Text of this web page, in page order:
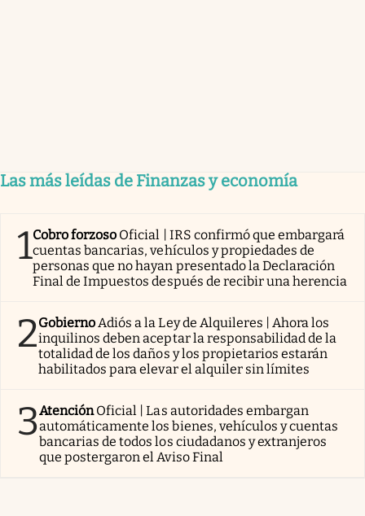
Las más leídas de Finanzas y economía
1Cobro forzoso Oficial | IRS confirmó que embargará
cuentas bancarias, vehículos y propiedades de
personas que no hayan presentado la Declaración
Final de Impuestos después de recibir una herencia
2GobiernoAdiós a la Ley de Alquileres | Ahora los
inquilinos deben aceptar la responsabilidad de la
totalidad de los daños y los propietarios estarán
habilitados para elevar el alquiler sin límites
3AtenciónOficial | Las autoridades embargan
automáticamente los bienes, vehículos y cuentas
bancarias de todos los ciudadanos y extranjeros
que postergaron el Aviso Final